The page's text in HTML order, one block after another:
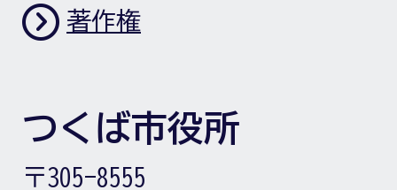
著作権
つくば市役所
〒305-8555